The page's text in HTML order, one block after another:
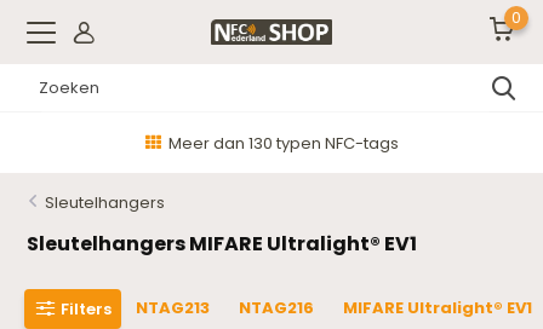
0
Meer dan 130 typen NFC-tags
Sleutelhangers
Sleutelhangers MIFARE Ultralight® EV1
Filters NTAG213 NTAG216 MIFARE Ultralight® EV1